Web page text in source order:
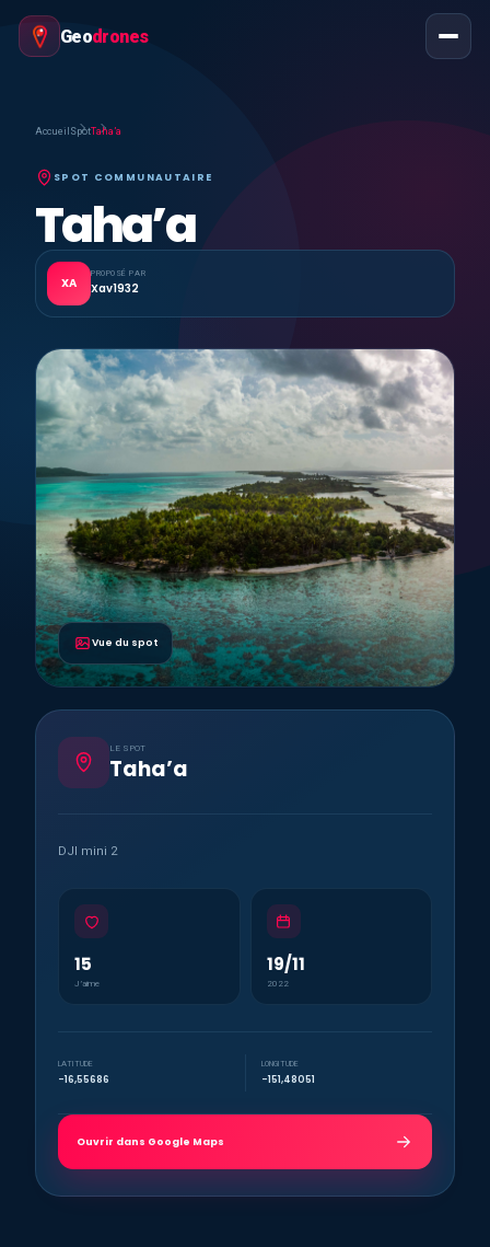
Geodrones
Accueil SpotTaha’a
SPOT COMMUNAUTAIRE
Taha’a
XA
PROPOSÉ PAR
Xav1932
Vue du spot
LE SPOT
Taha’a
DJI mini 2
15
J’aime
19/11
2022
LATITUDE
-16,55686
LONGITUDE
-151,48051
Ouvrir dans Google Maps